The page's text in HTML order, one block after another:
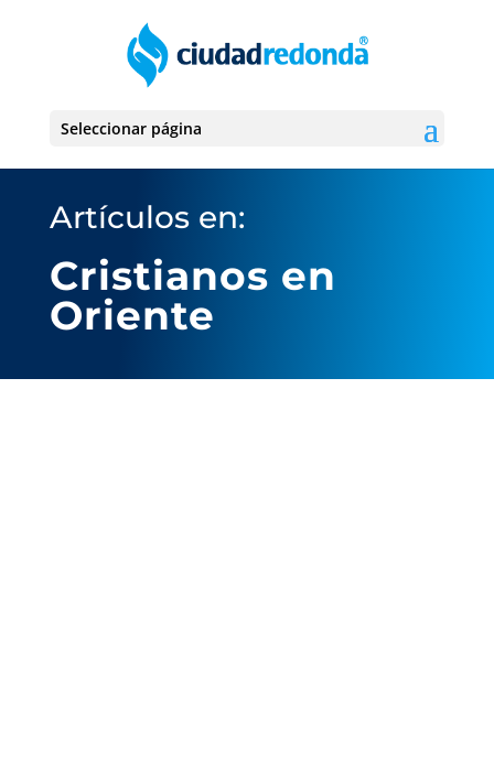
Seleccionar página
Artículos en:
Cristianos en
Oriente